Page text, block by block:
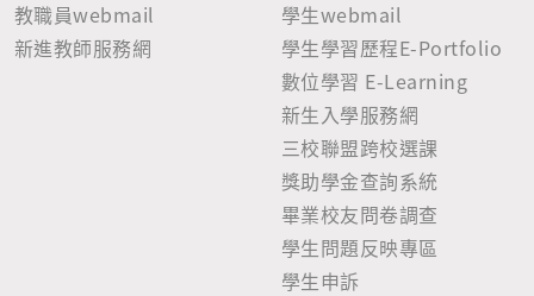
教職員webmail
新進教師服務網
學生webmail
學生學習歷程E-Portfolio
數位學習 E-Learning
新生入學服務網
三校聯盟跨校選課
獎助學金查詢系統
畢業校友問卷調查
學生問題反映專區
學生申訴